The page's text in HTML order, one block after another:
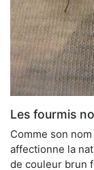
Les fourmis
Comme son
affectionne la
de couleur brun